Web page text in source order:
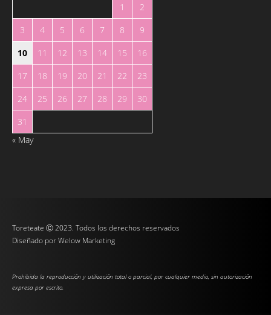
1
2
3
4 5 6 7 8
9
10
11 12 13 14 15
16
17
18 19 20 21 22
23
24
25 26 27 28 29
30
31
« May
Toreteate Ⓒ 2023. Todos los derechos reservados
Diseñado porWelow Marketing
Prohibida la reproducción y utilización total o parcial, por cualquier medio, sin autorización
expresa por escrito.